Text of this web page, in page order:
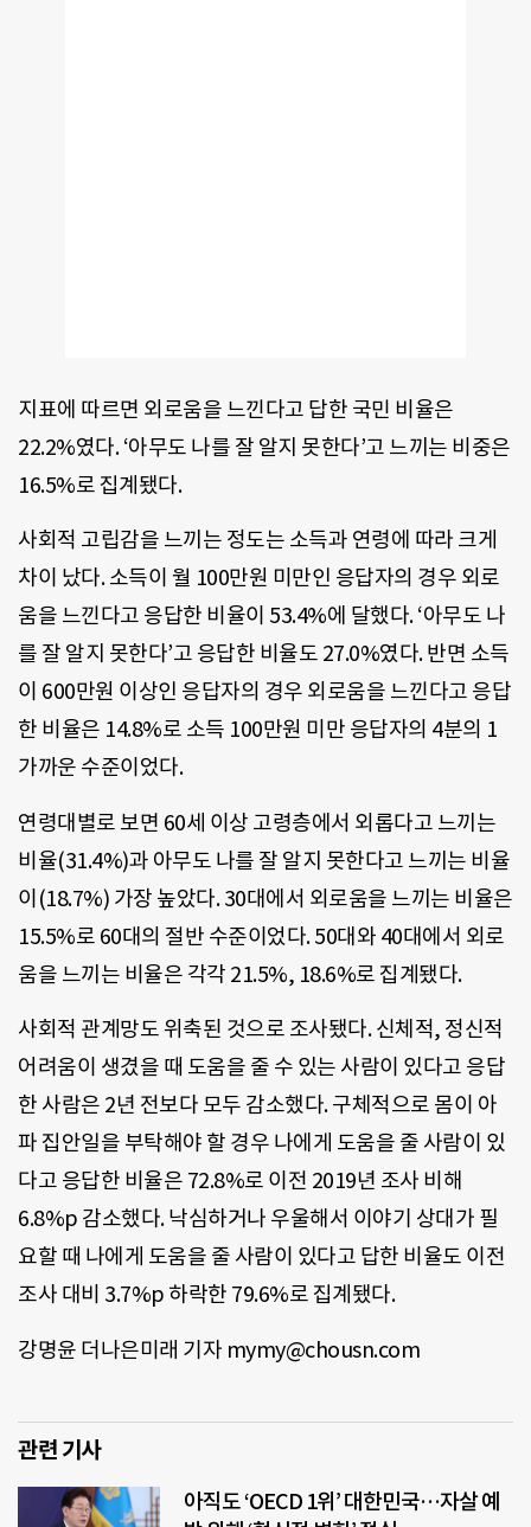
지표에 따르면 외로움을 느낀다고 답한 국민 비율은
22.2%였다. ‘아무도 나를 잘 알지 못한다’고 느끼는 비중은
16.5%로 집계됐다.
사회적 고립감을 느끼는 정도는 소득과 연령에 따라 크게
차이 났다. 소득이 월 100만원 미만인 응답자의 경우 외로
움을 느낀다고 응답한 비율이 53.4%에 달했다. ‘아무도 나
를 잘 알지 못한다’고 응답한 비율도 27.0%였다. 반면 소득
이 600만원 이상인 응답자의 경우 외로움을 느낀다고 응답
한 비율은 14.8%로 소득 100만원 미만 응답자의 4분의 1
가까운 수준이었다.
연령대별로 보면 60세 이상 고령층에서 외롭다고 느끼는
비율(31.4%)과 아무도 나를 잘 알지 못한다고 느끼는 비율
이(18.7%) 가장 높았다. 30대에서 외로움을 느끼는 비율은
15.5%로 60대의 절반 수준이었다. 50대와 40대에서 외로
움을 느끼는 비율은 각각 21.5%, 18.6%로 집계됐다.
사회적 관계망도 위축된 것으로 조사됐다. 신체적, 정신적
어려움이 생겼을 때 도움을 줄 수 있는 사람이 있다고 응답
한 사람은 2년 전보다 모두 감소했다. 구체적으로 몸이 아
파 집안일을 부탁해야 할 경우 나에게 도움을 줄 사람이 있
다고 응답한 비율은 72.8%로 이전 2019년 조사 비해
6.8%p 감소했다. 낙심하거나 우울해서 이야기 상대가 필
요할 때 나에게 도움을 줄 사람이 있다고 답한 비율도 이전
조사 대비 3.7%p 하락한 79.6%로 집계됐다.
강명윤 더나은미래 기자 mymy@chousn.com
관련 기사
아직도 ‘OECD 1위’ 대한민국…자살 예